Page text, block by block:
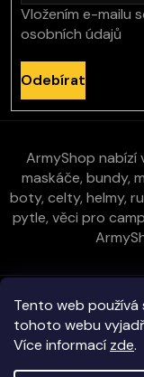
Tento web používá
tohoto webu
Více informací zde.
Vložením e-mailu
osobních údajů
Odebírat
ArmyShop nabízí
maskáče, bundy,
boty, celty, helmy,
pytle, věci pro
Zákaznická péče
Vše o nákupu